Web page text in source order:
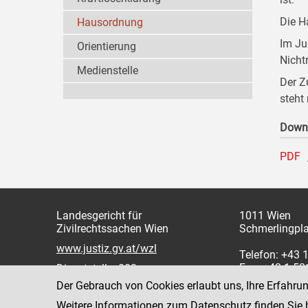
Die
Im
Der
steht
PDF
Hausordnung
Orientierung
Medienstelle
Landesgericht für
Zivilrechtssachen Wien
www.justiz.gv.at/wzl
Dienststelle: 003
1011 Wien
Telefon: +43
Fax: +43 1
Der Gebrauch von Cookies erlaubt uns, Ihre